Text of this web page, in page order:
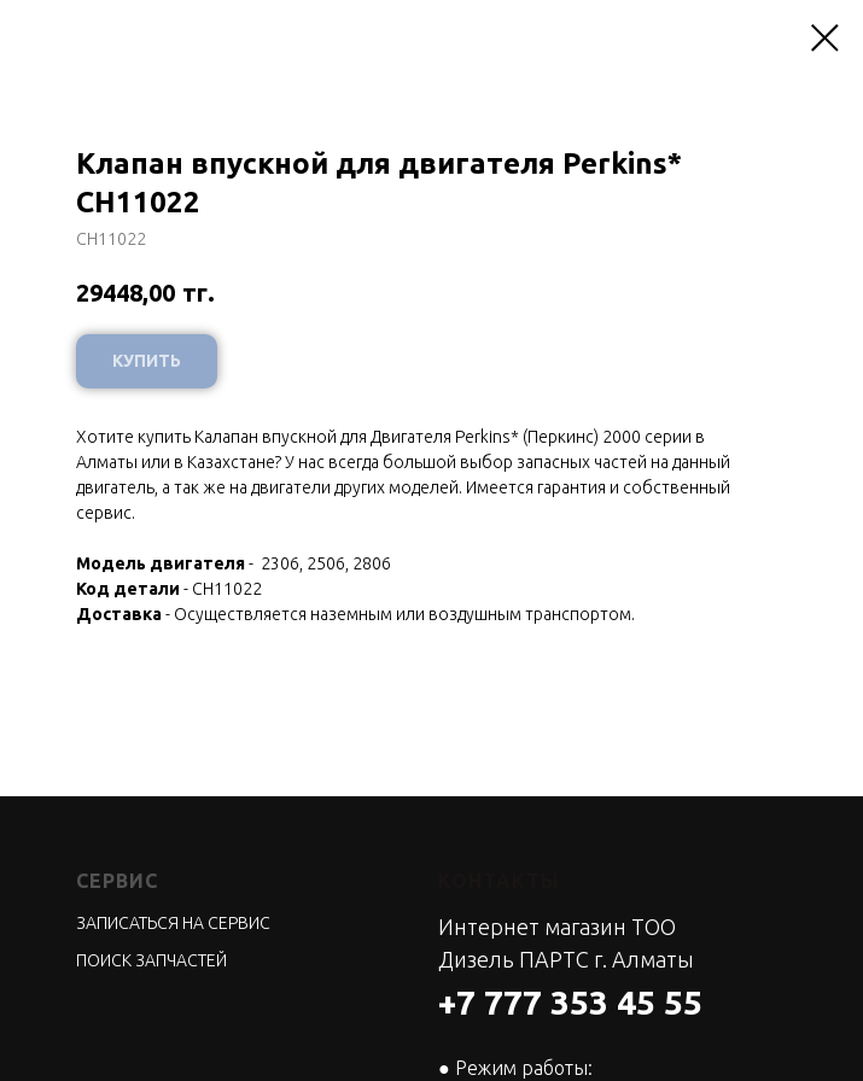
Клапан впускной для двигателя Perkins*
CH11022
CH11022
29448,00 тг.
КУПИТЬ
Хотите купить Калапан впускной для Двигателя Perkins* (Перкинс) 2000 серии в
Алматы или в Казахстане? У нас всегда большой выбор запасных частей на данный
двигатель, а так же на двигатели других моделей. Имеется гарантия и собственный
сервис.
Модель двигателя- 2306, 2506, 2806
Код детали - CH11022
Доставка- Осуществляется наземным или воздушным транспортом.
СЕРВИС
ЗАПИСАТЬСЯ НА СЕРВИС
ПОИСК ЗАПЧАСТЕЙ
Интернет магазин ТОО
Дизель ПАРТС г. Алматы
+7 777 353 45 55
● Режим работы: